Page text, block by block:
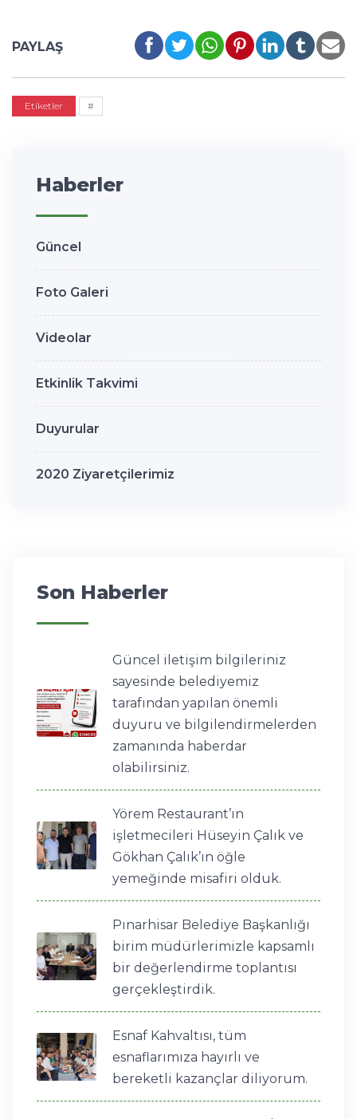
PAYLAŞ
Etiketler #
Haberler
Güncel
Foto Galeri
Videolar
Etkinlik Takvimi
Duyurular
2020 Ziyaretçilerimiz
Son Haberler
Güncel iletişim bilgileriniz
sayesinde belediyemiz
tarafından yapılan önemli
duyuru ve bilgilendirmelerden
zamanında haberdar
olabilirsiniz.
Yörem Restaurant’ın
işletmecileri Hüseyin Çalık ve
Gökhan Çalık’ın öğle
yemeğinde misafiri olduk.
Pınarhisar Belediye Başkanlığı
birim müdürlerimizle kapsamlı
bir değerlendirme toplantısı
gerçekleştirdik.
Esnaf Kahvaltısı, tüm
esnaflarımıza hayırlı ve
bereketli kazançlar diliyorum.